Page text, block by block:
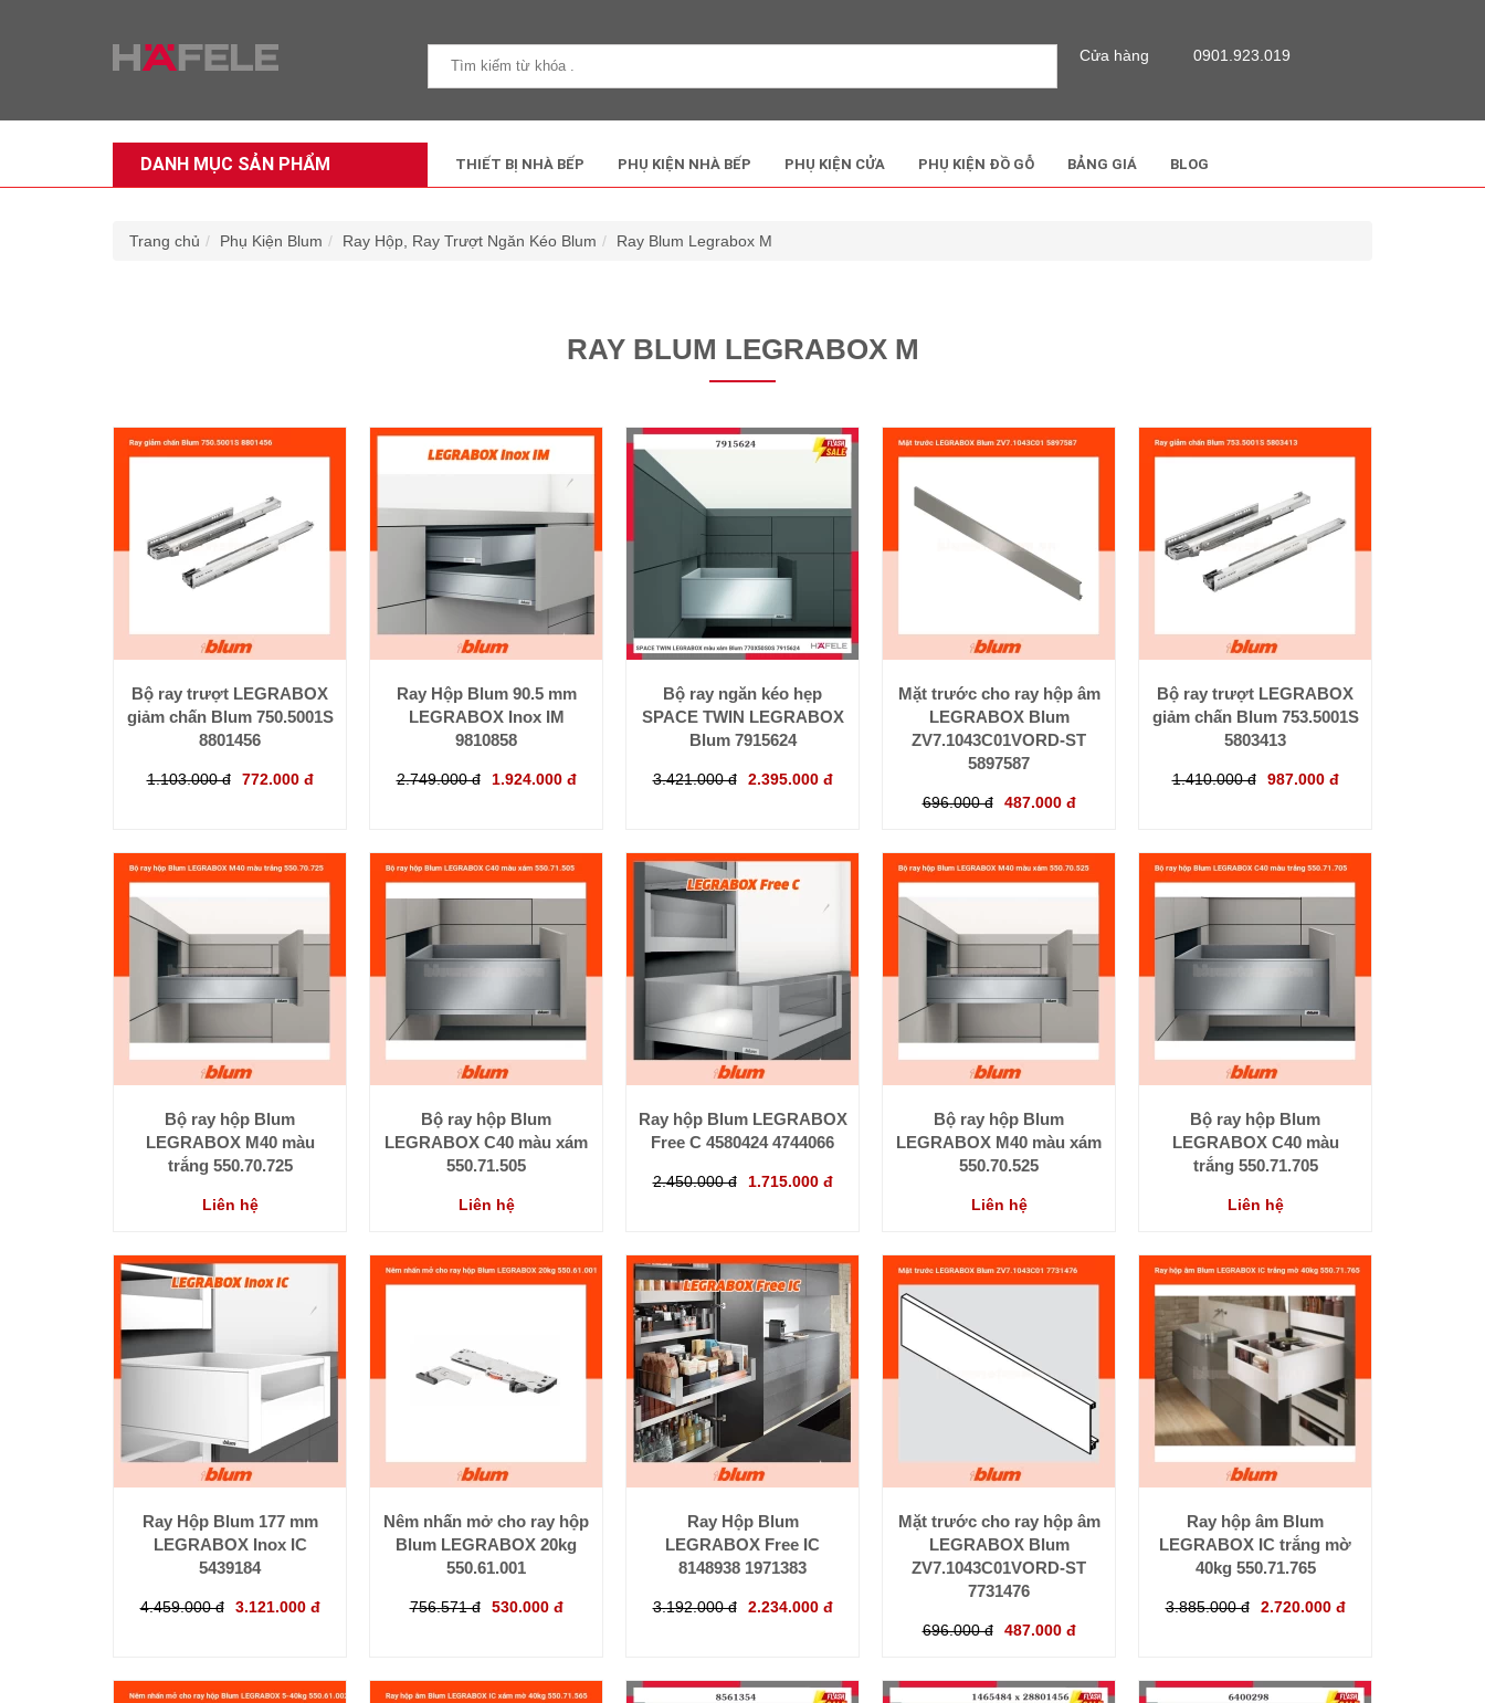
Cửa hàng 0901.923.019
DANH MỤC SẢN PHẨM THIẾT BỊ NHÀ BẾP PHỤ KIỆN NHÀ BẾP PHỤ KIỆN CỬA PHỤ KIỆN ĐỒ GỖ BẢNG GIÁ BLOG
Trang chủ Phụ Kiện Blum Ray Hộp, Ray Trượt Ngăn Kéo Blum Ray Blum Legrabox M
RAY BLUM LEGRABOX M
Bộ ray trượt LEGRABOX
giảm chấn Blum 750.5001S
8801456
1.103.000 đ 772.000 đ
Ray Hộp Blum 90.5 mm
LEGRABOX Inox IM
9810858
2.749.000 đ 1.924.000 đ
Bộ ray ngăn kéo hẹp
SPACE TWIN LEGRABOX
Blum 7915624
3.421.000 đ 2.395.000 đ
Mặt trước cho ray hộp âm
LEGRABOX Blum
ZV7.1043C01VORD-ST
5897587
696.000 đ 487.000 đ
Bộ ray trượt LEGRABOX
giảm chấn Blum 753.5001S
5803413
1.410.000 đ 987.000 đ
Bộ ray hộp Blum
LEGRABOX M40 màu
trắng 550.70.725
Liên hệ
Bộ ray hộp Blum
LEGRABOX C40 màu xám
550.71.505
Liên hệ
Ray hộp Blum LEGRABOX
Free C 4580424 4744066
2.450.000 đ 1.715.000 đ
Bộ ray hộp Blum
LEGRABOX M40 màu xám
550.70.525
Liên hệ
Bộ ray hộp Blum
LEGRABOX C40 màu
trắng 550.71.705
Liên hệ
Ray Hộp Blum 177 mm
LEGRABOX Inox IC
5439184
4.459.000 đ 3.121.000 đ
Nêm nhấn mở cho ray hộp
Blum LEGRABOX 20kg
550.61.001
756.571 đ 530.000 đ
Ray Hộp Blum
LEGRABOX Free IC
8148938 1971383
3.192.000 đ 2.234.000 đ
Mặt trước cho ray hộp âm
LEGRABOX Blum
ZV7.1043C01VORD-ST
7731476
696.000 đ 487.000 đ
Ray hộp âm Blum
LEGRABOX IC trắng mờ
40kg 550.71.765
3.885.000 đ 2.720.000 đ